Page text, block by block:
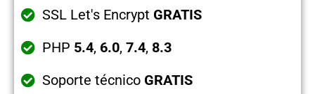
SSL Let's Encrypt GRATIS
PHP 5.4, 6.0, 7.4, 8.3
Soporte técnico GRATIS